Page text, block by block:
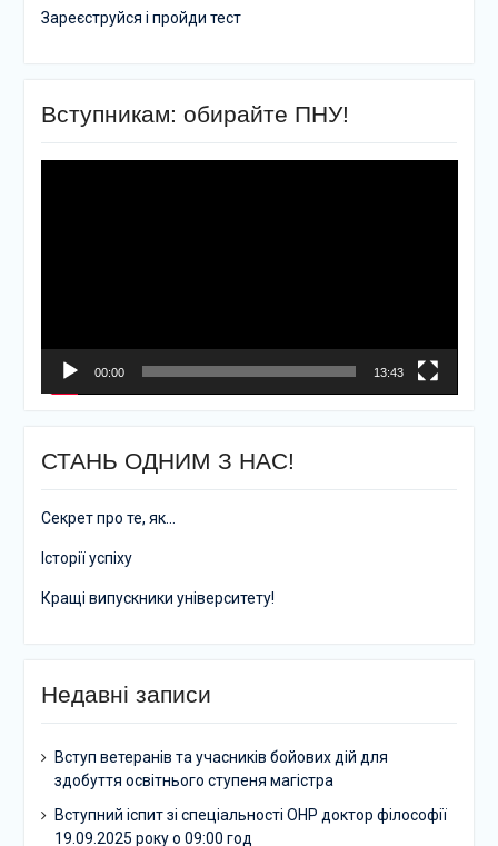
Зареєструйся і пройди тест
Вступникам: обирайте ПНУ!
00:00 13:43
СТАНЬ ОДНИМ З НАС!
Секрет про те, як…
Історії успіху
Кращі випускники університету!
Недавні записи
Вступ ветеранів та учасників бойових дій для
здобуття освітнього ступеня магістра
Вступний іспит зі спеціальності ОНР доктор філософії
19.09.2025 року о 09:00 год